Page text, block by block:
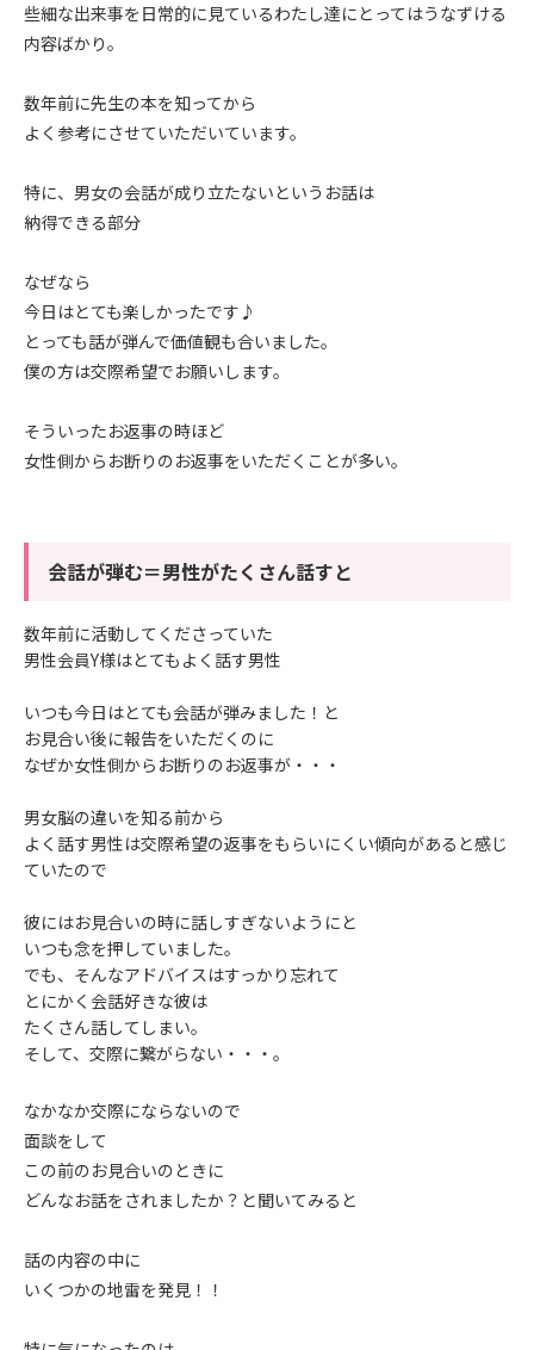
些細な出来事を日常的に見ているわたし達にとってはうなずける
内容ばかり。
数年前に先生の本を知ってから
よく参考にさせていただいています。
特に、男女の会話が成り立たないというお話は
納得できる部分
なぜなら
今日はとても楽しかったです♪
とっても話が弾んで価値観も合いました。
僕の方は交際希望でお願いします。
そういったお返事の時ほど
女性側からお断りのお返事をいただくことが多い。
会話が弾む＝男性がたくさん話すと
数年前に活動してくださっていた
男性会員Y様はとてもよく話す男性
いつも今日はとても会話が弾みました！と
お見合い後に報告をいただくのに
なぜか女性側からお断りのお返事が・・・
男女脳の違いを知る前から
よく話す男性は交際希望の返事をもらいにくい傾向があると感じ
ていたので
彼にはお見合いの時に話しすぎないようにと
いつも念を押していました。
でも、そんなアドバイスはすっかり忘れて
とにかく会話好きな彼は
たくさん話してしまい。
そして、交際に繋がらない・・・。
なかなか交際にならないので
面談をして
この前のお見合いのときに
どんなお話をされましたか？と聞いてみると
話の内容の中に
いくつかの地雷を発見！！